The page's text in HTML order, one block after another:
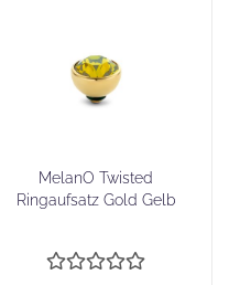
MelanO Twisted
Ringaufsatz Gold Gelb